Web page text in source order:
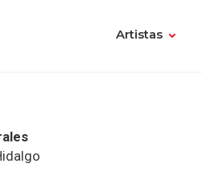
Artistas